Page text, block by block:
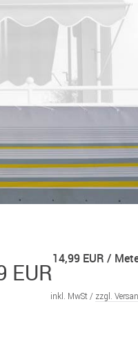
EUR14,99 EUR /
inkl. MwSt / zzgl.